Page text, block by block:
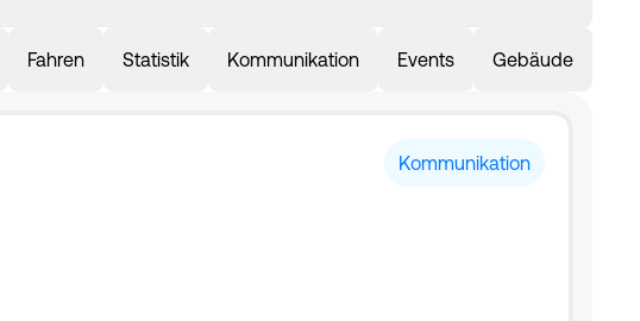
Fahren Statistik Kommunikation Events Gebäude
Kommunikation